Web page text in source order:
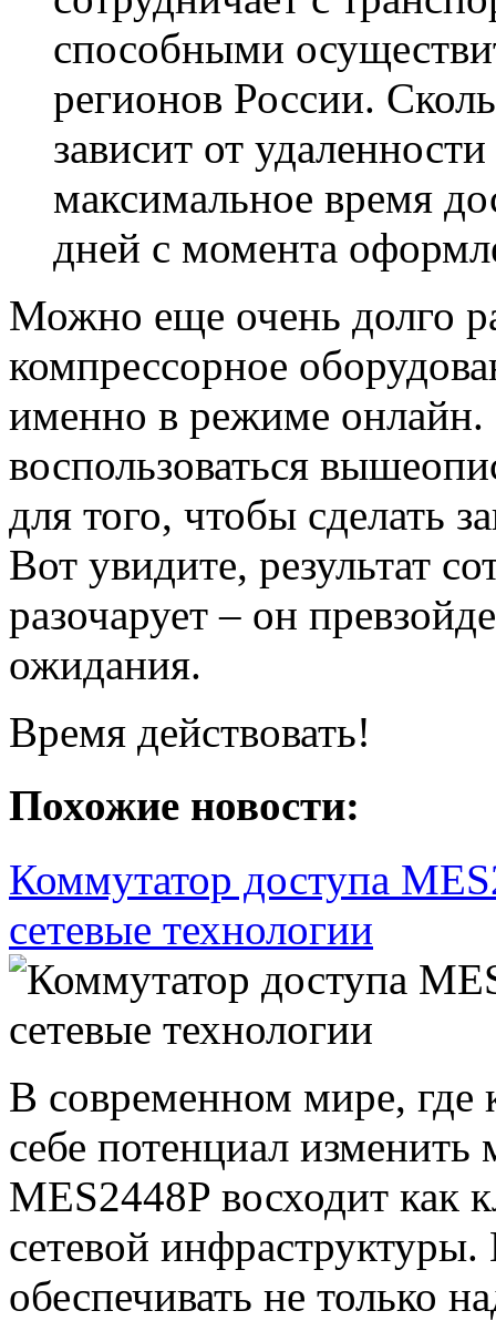
способными
регионов России.
зависит от
максимальное время
дней с момента
Можно еще очень долго
компрессорное
именно в режиме
воспользоваться
для того, чтобы сделать
Вот увидите, результат
разочарует – он
ожидания.
Время действовать!
Похожие новости:
Коммутатор доступа
сетевые технологии
В современном мире, где
себе потенциал
MES2448P восходит как
сетевой
обеспечивать не только